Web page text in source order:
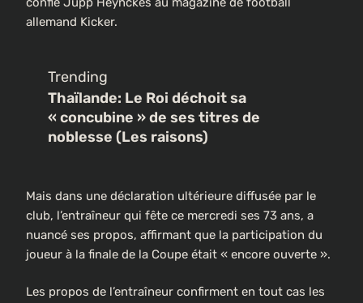
allemand Kicker.
Trending
Thaïlande: Le Roi déchoit sa
« concubine » de ses titres de
noblesse (Les raisons)
Mais dans une déclaration ultérieure diffusée par le
club, l’entraîneur qui fête ce mercredi ses 73 ans, a
nuancé ses propos, affirmant que la participation du
joueur à la finale de la Coupe était « encore ouverte ».
Les propos de l’entraîneur confirment en tout cas les